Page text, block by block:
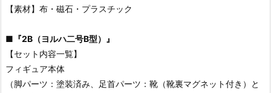
【素材】布・磁石・プラスチック
■ 『2B（ヨルハ二号B型）』
【セット内容一覧】
フィギュア本体
（脚パーツ：塗装済み、足首パーツ：靴（靴裏マグネット付き）と